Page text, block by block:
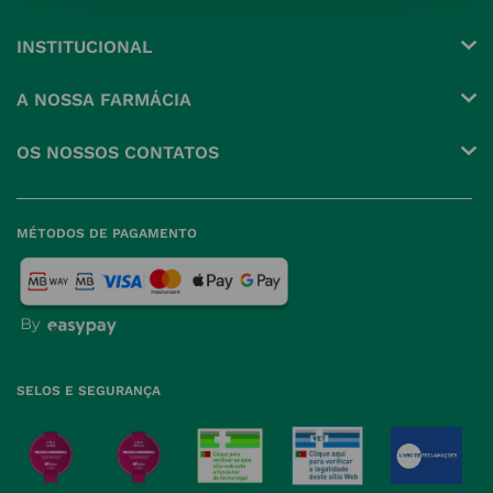
INSTITUCIONAL
A NOSSA FARMÁCIA
Política de Privacidade
Política de Cookies
Política de Devoluções
OS NOSSOS CONTATOS
Farmácias perto de si
MÉTODOS DE PAGAMENTO
SELOS E SEGURANÇA